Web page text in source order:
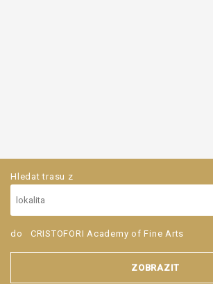
Hledat trasu z
do CRISTOFORI Academy of Fine Arts
ZOBRAZIT